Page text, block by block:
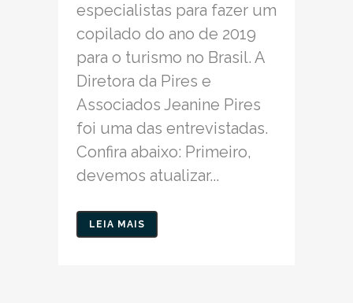
especialistas para fazer um
copilado do ano de 2019
para o turismo no Brasil. A
Diretora da Pires e
Associados Jeanine Pires
foi uma das entrevistadas.
Confira abaixo: Primeiro,
devemos atualizar...
LEIA MAIS